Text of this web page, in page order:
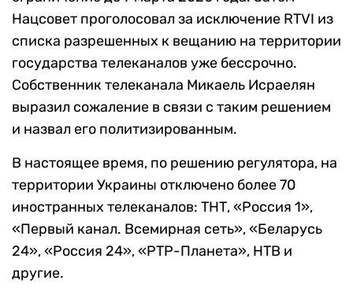
Нацсовет проголосовал за исключение RTVI из
списка разрешенных к вещанию на территории
государства телеканалов уже бессрочно.
Собственник телеканала Микаель Исраелян
выразил сожаление в связи с таким решением
и назвал его политизированным.
В настоящее время, по решению регулятора, на
территории Украины отключено более 70
иностранных телеканалов: ТНТ, «Россия 1»,
«Первый канал. Всемирная сеть», «Беларусь
24», «Россия 24», «РТР-Планета», НТВ и
другие.